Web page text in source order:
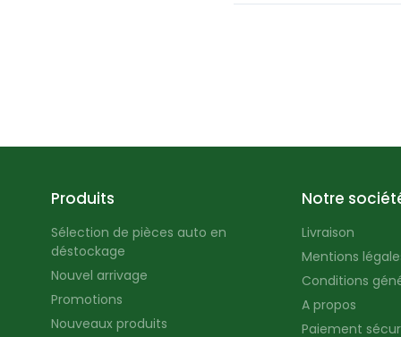
Produits
Sélection de pièces auto en
déstockage
Nouvel arrivage
Promotions
Nouveaux produits
Notre
Livraison
Mentions
Conditions
A propos
Paiement